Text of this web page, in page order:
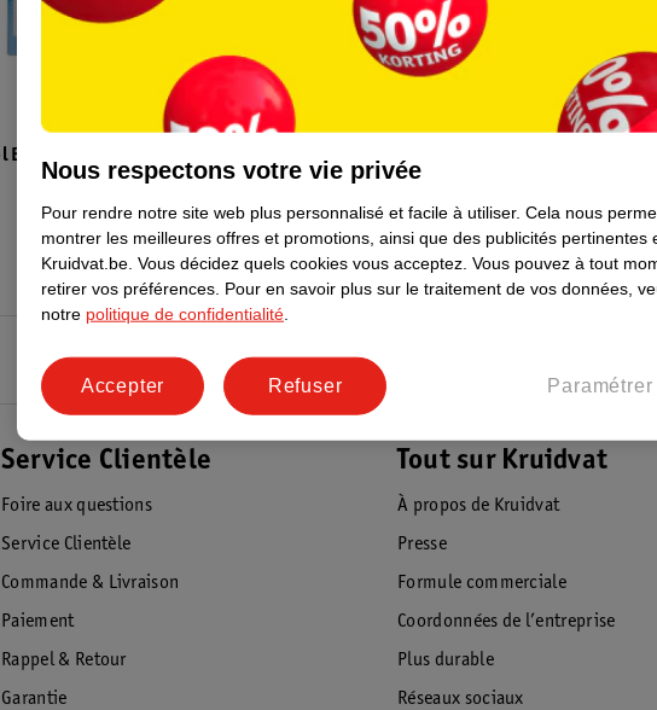
Liquide Aphtes
10ml
11
Service Clientèle
Foire aux questions
Service Clientèle
Commande & Livraison
Paiement
Rappel & Retour
Garantie
Tout sur Kruidvat
À propos de Kruidvat
Presse
Formule commerciale
Coordonnées de l’entreprise
Plus durable
Réseaux sociaux
Nous respectons votre vie privée
Pour rendre notre site web plus personnalisé et facile à utiliser. Cela nous
montrer les meilleures offres et promotions, ainsi que des publicités pertinentes
Kruidvat.be. Vous décidez quels cookies vous acceptez. Vous pouvez à tout
retirer vos préférences. Pour en savoir plus sur le traitement de vos données,
notre politique de confidentialité
Refuser
Accepter